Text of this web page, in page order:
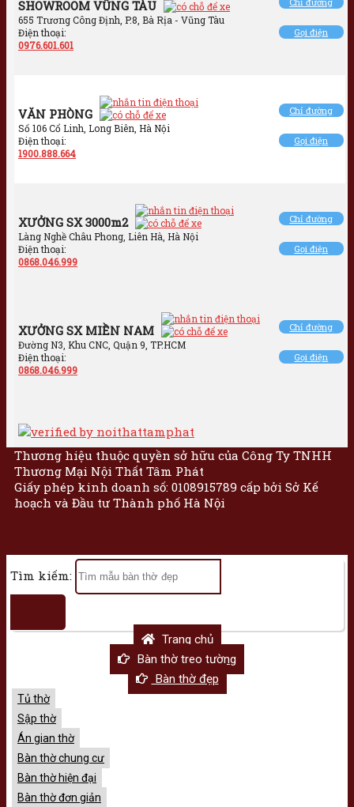
SHOWROOM VŨNG TÀU
655 Trương Công Định, P.8, Bà Rịa - Vũng Tàu
Điện thoại:
0976.601.601
Gọi điện
VĂN PHÒNG
Số 106 Cổ Linh, Long Biên, Hà Nội
Điện thoại:
1900.888.664
Chỉ đường
Gọi điện
XƯỞNG SX 3000m2
Làng Nghề Châu Phong, Liên Hà, Hà Nội
Điện thoại:
0868.046.999
Chỉ đường
Gọi điện
XƯỞNG SX MIỀN NAM
Đường N3, Khu CNC, Quận 9, TP.HCM
Điện thoại:
0868.046.999
Chỉ đường
Gọi điện
Thương hiệu thuộc quyền sở hữu của Công Ty TNHH
Thương Mại Nội Thất Tâm Phát
Giấy phép kinh doanh số: 0108915789 cấp bởi Sở Kế
hoạch và Đầu tư Thành phố Hà Nội
Tìm kiếm:
Trang chủ
Bàn thờ treo tường
Bàn thờ đẹp
Tủ thờ
Sập thờ
Án gian thờ
Bàn thờ chung cư
Bàn thờ hiện đại
Bàn thờ đơn giản